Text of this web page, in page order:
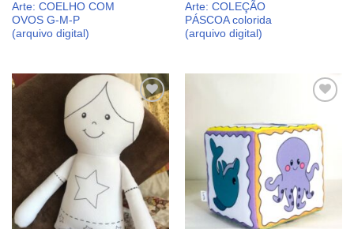
Arte: COELHO COM
OVOS G-M-P
(arquivo digital)
Arte: COLEÇÃO
PÁSCOA colorida
(arquivo digital)
Adicionar
aos
meus
desejos
aos
meus
desejos